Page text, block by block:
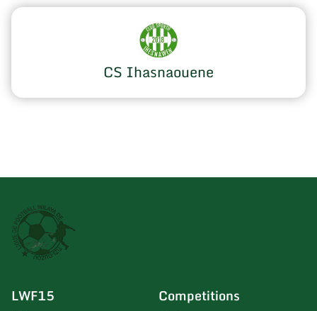
CS Ihasnaouene
LWF15 Competitions